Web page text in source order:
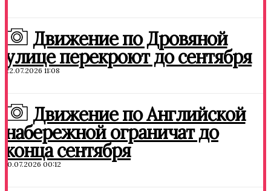
Движение по Дровяной
улице перекроют до сентября
22.07.2026 11:08
Движение по Английской
набережной ограничат до
конца сентября
10.07.2026 00:12